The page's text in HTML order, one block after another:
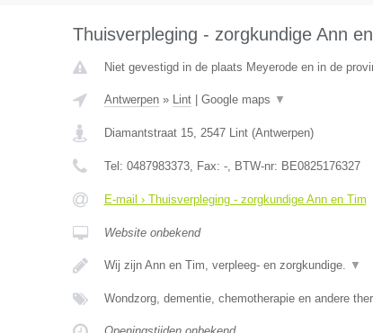
Thuisverpleging - zorgkundige Ann
Niet gevestigd in de plaats Meyerode en in de
Antwerpen» Lint| Google maps ▼
Diamantstraat 15, 2547 Lint(Antwerpen)
Tel: 0487983373, Fax: -, BTW-nr: BE0825176327
E-mail › Thuisverpleging - zorgkundige Ann en Tim
Website onbekend
Wij zijn Ann en Tim, verpleeg- en zorgkundige. ▼
Wondzorg, dementie, chemotherapie en andere